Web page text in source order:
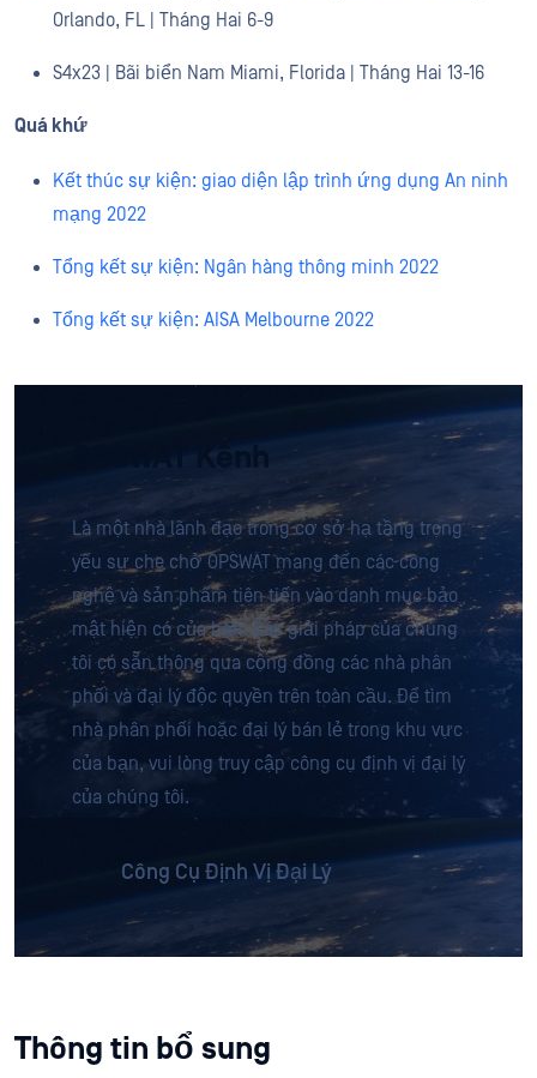
Orlando, FL | Tháng Hai 6-9
S4x23 | Bãi biển Nam Miami, Florida | Tháng Hai 13-16
Quá khứ
Kết thúc sự kiện: giao diện lập trình ứng dụng An ninh
mạng 2022
Tổng kết sự kiện: Ngân hàng thông minh 2022
Tổng kết sự kiện: AISA Melbourne 2022
OPSWAT Kênh
Là một nhà lãnh đạo trong cơ sở hạ tầng trọng
yếu sự che chở OPSWAT mang đến các công
nghệ và sản phẩm tiên tiến vào danh mục bảo
mật hiện có của bạn. Các giải pháp của chúng
tôi có sẵn thông qua cộng đồng các nhà phân
phối và đại lý độc quyền trên toàn cầu. Để tìm
nhà phân phối hoặc đại lý bán lẻ trong khu vực
của bạn, vui lòng truy cập công cụ định vị đại lý
của chúng tôi.
Công Cụ Định Vị Đại Lý
Thông tin bổ sung